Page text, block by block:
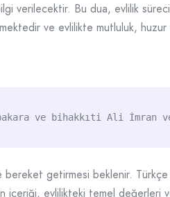
verilecektir. Bu dua, evlilik
ve evlilikte mutluluk,
ve bihakkıti Ali
getirmesi beklenir.
içeriği, evlilikteki temel değerleri